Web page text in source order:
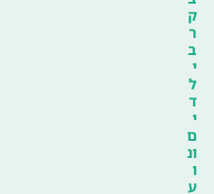
ק
ר
ב
י
ל
ד
י
ם
ונ
ו
ע